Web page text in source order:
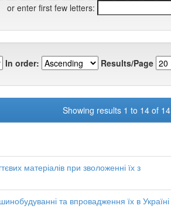
or enter first few letters:
In order: Results/Page
Showing results 1 to 14 of 14
матеріалів при зволоженні їх з
та впровадження їх в Україні